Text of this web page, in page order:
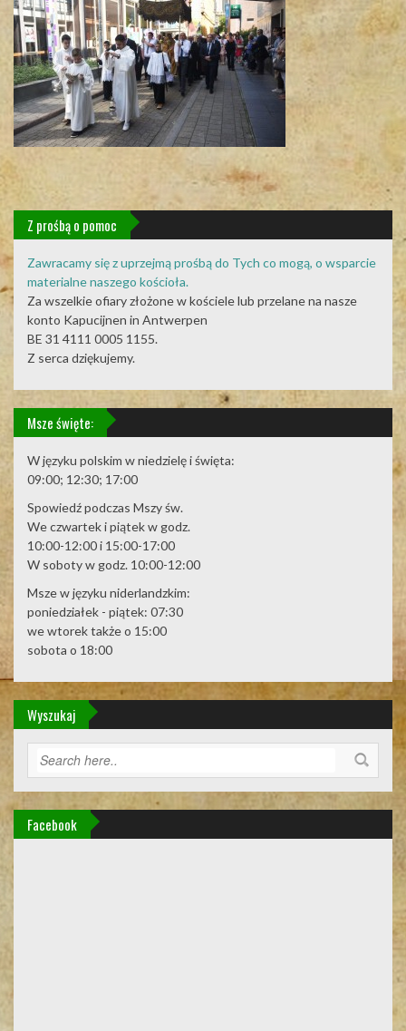
Z prośbą o pomoc
Zawracamy się z uprzejmą prośbą do Tych co mogą, o wsparcie
materialne naszego kościoła.
Za wszelkie ofiary złożone w kościele lub przelane na nasze
konto Kapucijnen in Antwerpen
BE 31 4111 0005 1155.
Z serca dziękujemy.
Msze święte:
W języku polskim w niedzielę i święta:
09:00; 12:30; 17:00
Spowiedź podczas Mszy św.
We czwartek i piątek w godz.
10:00-12:00 i 15:00-17:00
W soboty w godz. 10:00-12:00
Msze w języku niderlandzkim:
poniedziałek - piątek: 07:30
we wtorek także o 15:00
sobota o 18:00
Wyszukaj
Facebook